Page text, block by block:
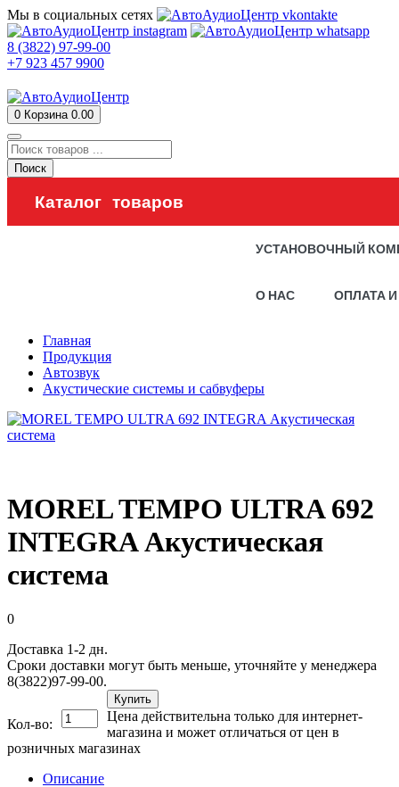
Мы в социальных сетях
8 (3822) 97-99-00
+7 923 457 9900
0 Корзина 0.00
Поиск
Каталог товаров
УСТАНОВОЧНЫЙ
О НАС ОПЛАТА
Главная
Продукция
Автозвук
Акустические системы и сабвуферы
MOREL TEMPO ULTRA 692
INTEGRA Акустическая
система
0
Доставка 1-2 дн.
Сроки доставки могут быть меньше, уточняйте у менеджера
8(3822)97-99-00.
Кол-во:
Купить
Цена действительна только для интернет-
магазина и может отличаться от цен в
розничных магазинах
Описание